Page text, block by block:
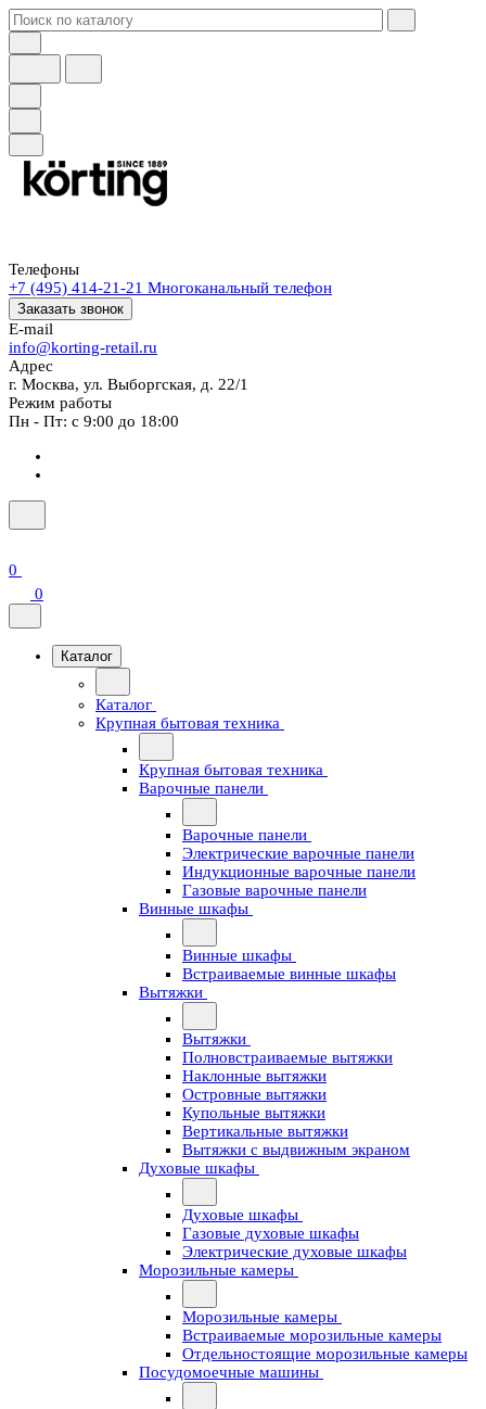
Телефоны
+7 (495) 414-21-21 Многоканальный телефон
Заказать звонок
E-mail
info@korting-retail.ru
Адрес
г. Москва, ул. Выборгская, д. 22/1
Режим работы
Пн - Пт: с 9:00 до 18:00
0
0
Каталог
Каталог
Крупная бытовая техника
Крупная бытовая техника
Варочные панели
Варочные панели
Электрические варочные панели
Индукционные варочные панели
Газовые варочные панели
Винные шкафы
Винные шкафы
Встраиваемые винные шкафы
Вытяжки
Вытяжки
Полновстраиваемые вытяжки
Наклонные вытяжки
Островные вытяжки
Купольные вытяжки
Вертикальные вытяжки
Вытяжки с выдвижным экраном
Духовые шкафы
Духовые шкафы
Газовые духовые шкафы
Электрические духовые шкафы
Морозильные камеры
Морозильные камеры
Встраиваемые морозильные камеры
Отдельностоящие морозильные камеры
Посудомоечные машины